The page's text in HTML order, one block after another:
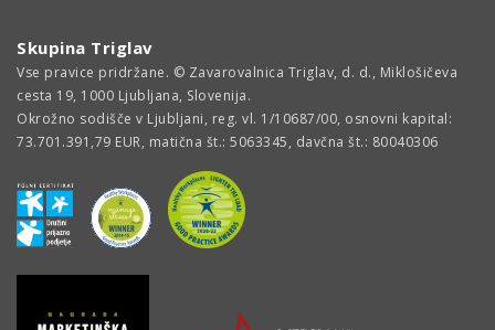
Skupina Triglav
Vse pravice pridržane. © Zavarovalnica Triglav, d. d., Miklošičeva
cesta 19, 1000 Ljubljana, Slovenija.
Okrožno sodišče v Ljubljani, reg. vl. 1/10687/00, osnovni kapital:
73.701.391,79 EUR, matična št.: 5063345, davčna št.: 80040306